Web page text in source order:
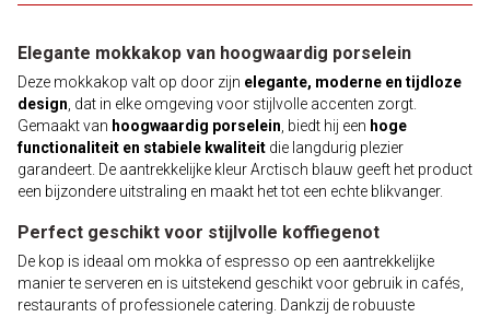
Elegante mokkakop van hoogwaardig porselein
Deze mokkakop valt op door zijn elegante, moderne en tijdloze
design , dat in elke omgeving voor stijlvolle accenten zorgt.
Gemaakt van hoogwaardig porselein , biedt hij een hoge
functionaliteit en stabiele kwaliteit die langdurig plezier
garandeert. De aantrekkelijke kleur Arctisch blauw geeft het product
een bijzondere uitstraling en maakt het tot een echte blikvanger.
Perfect geschikt voor stijlvolle koffiegenot
De kop is ideaal om mokka of espresso op een aantrekkelijke
manier te serveren en is uitstekend geschikt voor gebruik in cafés,
restaurants of professionele catering. Dankzij de robuuste